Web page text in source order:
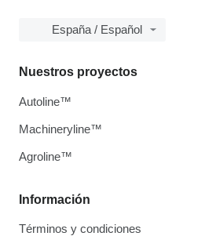
España / Español
Información
Términos y condiciones
Nuestros proyectos
Autoline™
Machineryline™
Agroline™